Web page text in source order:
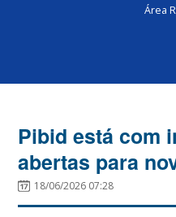
Área
Pibid está com
abertas para
18/06/2026 07:28